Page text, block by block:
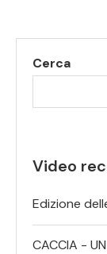
Cerca
Video
Edizione
CACCIA - UN